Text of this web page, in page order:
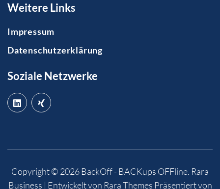
Weitere Links
Impressum
Datenschutzerklärung
Soziale Netzwerke
Copyright © 2026BackOff - BACKups OFFline. Rara
Business | Entwickelt von Rara Themes Präsentiert von